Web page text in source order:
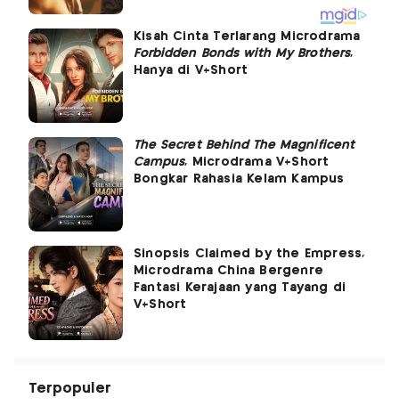
Kisah Cinta Terlarang Microdrama
Forbidden Bonds with My Brothers,
Hanya di V+Short
The Secret Behind The Magnificent
Campus, Microdrama V+Short
Bongkar Rahasia Kelam Kampus
Sinopsis Claimed by the Empress,
Microdrama China Bergenre
Fantasi Kerajaan yang Tayang di
V+Short
Terpopuler